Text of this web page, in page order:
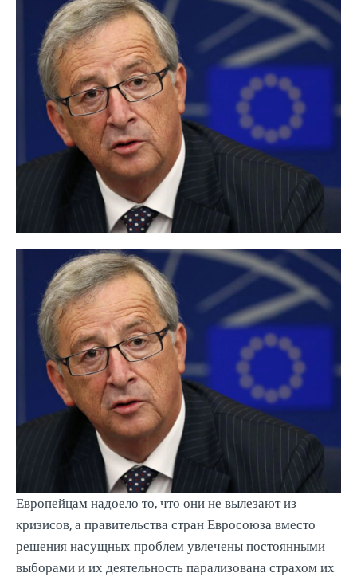
Европейцам надоело то, что они не вылезают из
кризисов, а правительства стран Евросоюза вместо
решения насущных проблем увлечены постоянными
выборами и их деятельность парализована страхом их